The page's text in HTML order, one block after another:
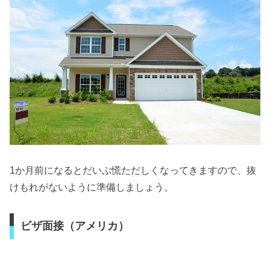
1か月前になるとだいぶ慌ただしくなってきますので、抜
けもれがないように準備しましょう。
ビザ面接（アメリカ）